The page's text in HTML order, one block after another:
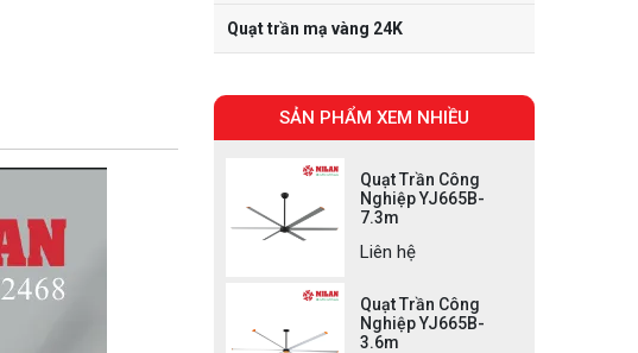
Quạt trần mạ vàng 24K
SẢN PHẨM XEM NHIỀU
Quạt Trần Công
Nghiệp YJ665B-
7.3m
Liên hệ
Quạt Trần Công
Nghiệp YJ665B-
3.6m